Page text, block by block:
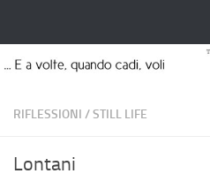
RIFLESSIONI /STILL LIFE
Lontani